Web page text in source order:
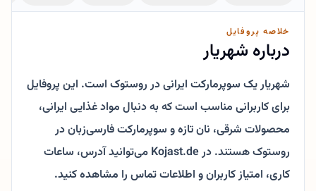
خلاصه پروفایل
درباره شهریار
شهریار یک سوپرمارکت ایرانی در روستوک است. این پروفایل
برای کاربرانی مناسب است که به دنبال مواد غذایی ایرانی،
محصولات شرقی، نان تازه و سوپرمارکت فارسی‌زبان در
روستوک هستند. در Kojast.de می‌توانید آدرس، ساعات
کاری، امتیاز کاربران و اطلاعات تماس را مشاهده کنید.